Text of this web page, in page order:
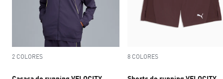
2 COLORES 8 COLORES